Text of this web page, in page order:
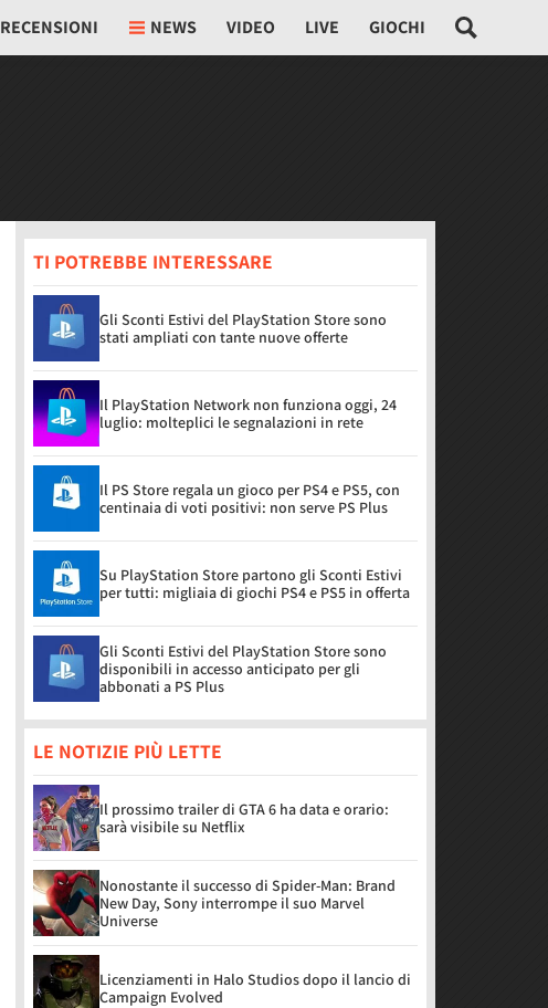
RECENSIONI NEWS VIDEO LIVE GIOCHI
TI POTREBBE INTERESSARE
Gli Sconti Estivi del PlayStation Store sono
stati ampliati con tante nuove offerte
Il PlayStation Network non funziona oggi, 24
luglio: molteplici le segnalazioni in rete
Il PS Store regala un gioco per PS4 e PS5, con
centinaia di voti positivi: non serve PS Plus
Su PlayStation Store partono gli Sconti Estivi
per tutti: migliaia di giochi PS4 e PS5 in offerta
Gli Sconti Estivi del PlayStation Store sono
disponibili in accesso anticipato per gli
abbonati a PS Plus
LE NOTIZIE PIÙ LETTE
Il prossimo trailer di GTA 6 ha data e orario:
sarà visibile su Netflix
Nonostante il successo di Spider-Man: Brand
New Day, Sony interrompe il suo Marvel
Universe
Licenziamenti in Halo Studios dopo il lancio di
Campaign Evolved